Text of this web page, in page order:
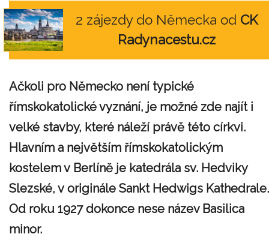
2 zájezdy do Německa od CK
Radynacestu.cz
Ačkoli pro Německo není typické
římskokatolické vyznání, je možné zde najít i
velké stavby, které náleží právě této církvi.
Hlavním a největším římskokatolickým
kostelem v Berlíně je katedrála sv. Hedviky
Slezské, v originále Sankt Hedwigs Kathedrale.
Od roku 1927 dokonce nese název Basilica
minor.